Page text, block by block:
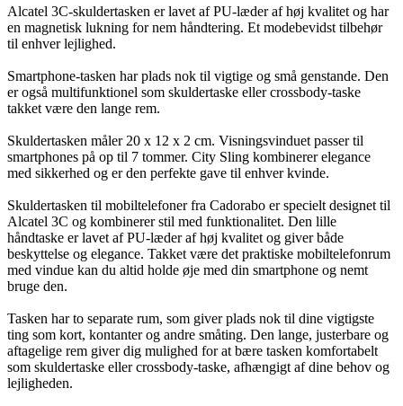
Alcatel 3C-skuldertasken er lavet af PU-læder af høj kvalitet og har
en magnetisk lukning for nem håndtering. Et modebevidst tilbehør
til enhver lejlighed.
Smartphone-tasken har plads nok til vigtige og små genstande. Den
er også multifunktionel som skuldertaske eller crossbody-taske
takket være den lange rem.
Skuldertasken måler 20 x 12 x 2 cm. Visningsvinduet passer til
smartphones på op til 7 tommer. City Sling kombinerer elegance
med sikkerhed og er den perfekte gave til enhver kvinde.
Skuldertasken til mobiltelefoner fra Cadorabo er specielt designet til
Alcatel 3C og kombinerer stil med funktionalitet. Den lille
håndtaske er lavet af PU-læder af høj kvalitet og giver både
beskyttelse og elegance. Takket være det praktiske mobiltelefonrum
med vindue kan du altid holde øje med din smartphone og nemt
bruge den.
Tasken har to separate rum, som giver plads nok til dine vigtigste
ting som kort, kontanter og andre småting. Den lange, justerbare og
aftagelige rem giver dig mulighed for at bære tasken komfortabelt
som skuldertaske eller crossbody-taske, afhængigt af dine behov og
lejligheden.